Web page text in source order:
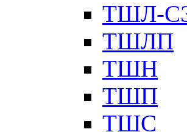
ТШЛ-
ТШЛП
ТШН
ТШП
ТШС